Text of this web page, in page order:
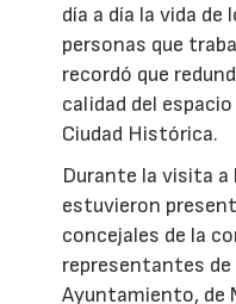
día a día la vida de
personas que
recordó que
calidad del
Ciudad Histórica.
Durante la visita
estuvieron
concejales de la
representantes
Ayuntamiento, de